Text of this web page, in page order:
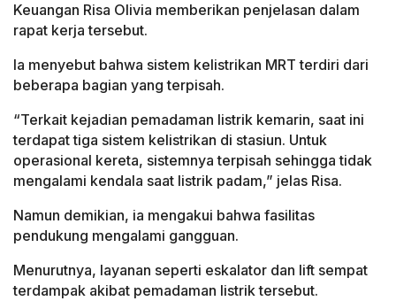
Keuangan Risa Olivia memberikan penjelasan dalam
rapat kerja tersebut.
Ia menyebut bahwa sistem kelistrikan MRT terdiri dari
beberapa bagian yang terpisah.
“Terkait kejadian pemadaman listrik kemarin, saat ini
terdapat tiga sistem kelistrikan di stasiun. Untuk
operasional kereta, sistemnya terpisah sehingga tidak
mengalami kendala saat listrik padam,” jelas Risa.
Namun demikian, ia mengakui bahwa fasilitas
pendukung mengalami gangguan.
Menurutnya, layanan seperti eskalator dan lift sempat
terdampak akibat pemadaman listrik tersebut.